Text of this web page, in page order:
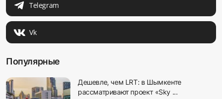
Telegram
Vk
Популярные
Дешевле, чем LRT: в Шымкенте
рассматривают проект «Sky ...